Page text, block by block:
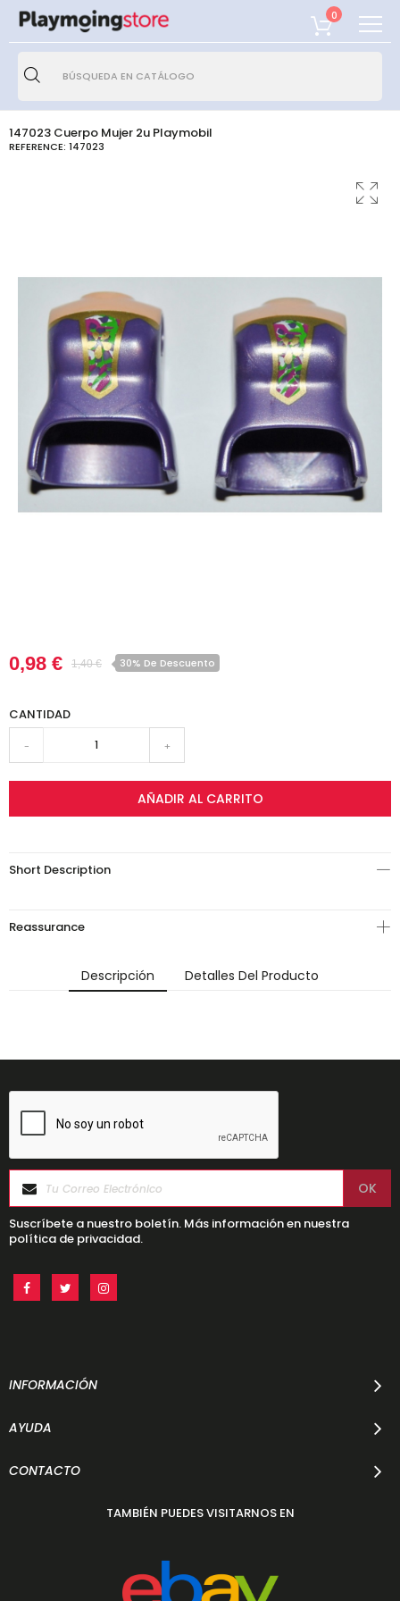
0
147023 Cuerpo Mujer 2u Playmobil
REFERENCE: 147023
0,98 € 1,40 € 30% De Descuento
CANTIDAD
- +
AÑADIR AL CARRITO
Short Description
Reassurance
Descripción Detalles Del Producto
Suscríbete a nuestro boletín. Más información en nuestra
política de privacidad.
INFORMACIÓN
AYUDA
CONTACTO
TAMBIÉN PUEDES VISITARNOS EN